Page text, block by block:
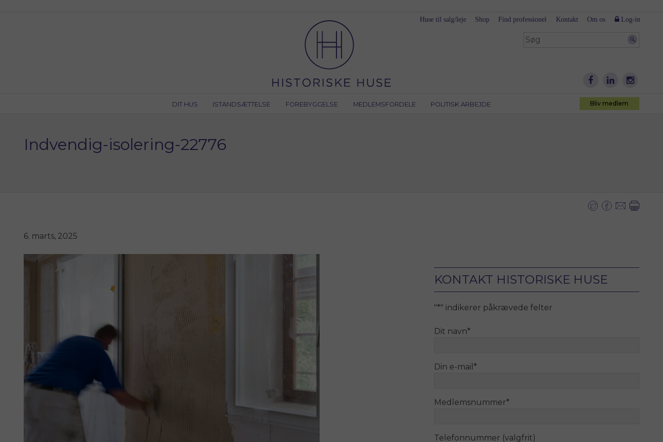
DIT HUS ISTANDSÆTTELSE FOREBYGGELSE MEDLEMSFORDELE POLITISK ARBEJDE Bliv medlem
Huse til salg/leje Shop Find professionel Kontakt Om os Log-in
Indvendig-isolering-22776
6. marts, 2025
KONTAKT HISTORISKE HUSE
"*" indikerer påkrævede felter
Dit navn*
Din e-mail *
Medlemsnummer*
Telefonnummer (valgfrit)